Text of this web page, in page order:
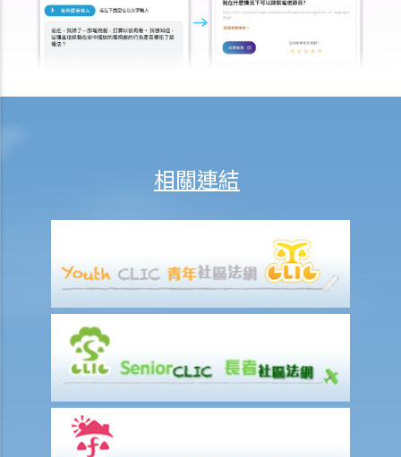
7. 如何在區域法院或高等法院向他人展開民事訴訟？
8. 如果我打算在區域法院或高等法院向某人提出訴訟，我應以傳訊令狀
(writ of summons)還是以原訴傳票(originating summons)展開法律程
該人通常居於香港以外地區？(c) 即使該人失踨？(d) 即使該人名字不
12. 甚麼是狀書？ 原告人和被告人在狀書的階段需要送達哪些文件？
14. 如果原告人由於預期被告人提議和解會作出還價而誇大其申索金
陳述書或原訴傳票上嗎？
如何就民事訴訟作出抗辯
1. 怎樣計算將送達認收書送交法院存檔的14天時限？
2. 作為被告人，我應否就向我展開的訴訟作抗辯？
3. 如果我決定不作出抗辯，該怎麼辦？
相關連結